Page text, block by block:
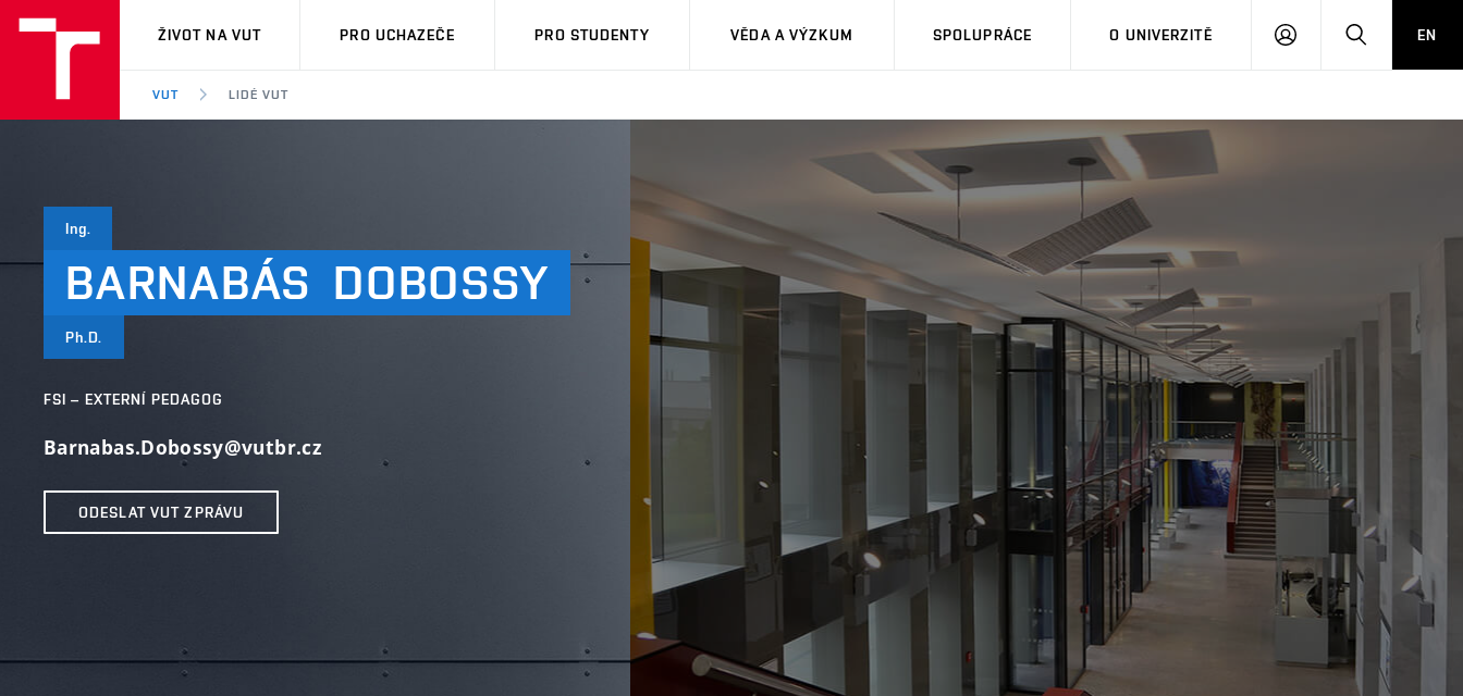
VUT
ŽIVOT NA VUT PRO UCHAZEČE PRO STUDENTY VĚDA A VÝZKUM SPOLUPRÁCE O UNIVERZITĚ
PŘIHLÁSIT HLEDATEN
VUT LIDÉ VUT
Ing.
BARNABÁS DOBOSSY
Ph.D.
FSI – EXTERNÍ PEDAGOG
Barnabas.Dobossy@vutbr.cz
ODESLAT VUT ZPRÁVU